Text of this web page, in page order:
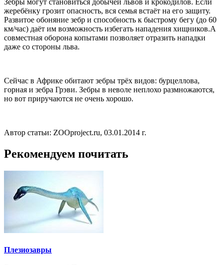
жеребёнку грозит опасность, вся семья встаёт на его защиту.
Развитое обоняние зебр и способность к быстрому бегу (до 60
км/час) даёт им возможность избегать нападения хищников.А
совместная оборона копытами позволяет отразить нападки
даже со стороны льва.
Сейчас в Африке обитают зебры трёх видов: бурцеллова,
горная и зебра Грэви. Зебры в неволе неплохо размножаются,
но вот приручаются не очень хорошо.
Автор статьи: ZOOproject.ru, 03.01.2014 г.
Рекомендуем почитать
Плезиозавры